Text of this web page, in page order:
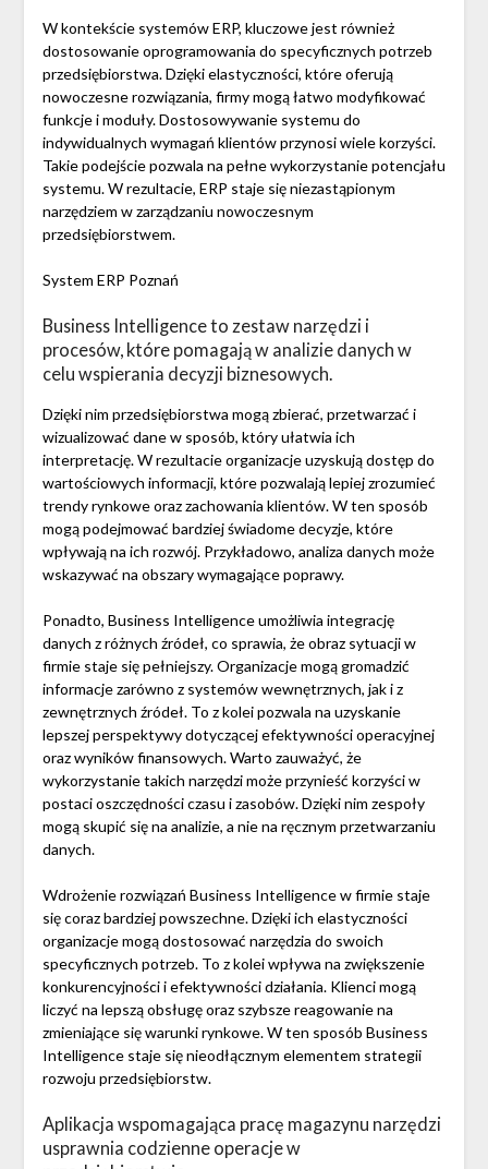
W kontekście systemów ERP, kluczowe jest również
dostosowanie oprogramowania do specyficznych potrzeb
przedsiębiorstwa. Dzięki elastyczności, które oferują
nowoczesne rozwiązania, firmy mogą łatwo modyfikować
funkcje i moduły. Dostosowywanie systemu do
indywidualnych wymagań klientów przynosi wiele korzyści.
Takie podejście pozwala na pełne wykorzystanie potencjału
systemu. W rezultacie, ERP staje się niezastąpionym
narzędziem w zarządzaniu nowoczesnym
przedsiębiorstwem.
System ERP Poznań
Business Intelligence to zestaw narzędzi i
procesów, które pomagają w analizie danych w
celu wspierania decyzji biznesowych.
Dzięki nim przedsiębiorstwa mogą zbierać, przetwarzać i
wizualizować dane w sposób, który ułatwia ich
interpretację. W rezultacie organizacje uzyskują dostęp do
wartościowych informacji, które pozwalają lepiej zrozumieć
trendy rynkowe oraz zachowania klientów. W ten sposób
mogą podejmować bardziej świadome decyzje, które
wpływają na ich rozwój. Przykładowo, analiza danych może
wskazywać na obszary wymagające poprawy.
Ponadto, Business Intelligence umożliwia integrację
danych z różnych źródeł, co sprawia, że obraz sytuacji w
firmie staje się pełniejszy. Organizacje mogą gromadzić
informacje zarówno z systemów wewnętrznych, jak i z
zewnętrznych źródeł. To z kolei pozwala na uzyskanie
lepszej perspektywy dotyczącej efektywności operacyjnej
oraz wyników finansowych. Warto zauważyć, że
wykorzystanie takich narzędzi może przynieść korzyści w
postaci oszczędności czasu i zasobów. Dzięki nim zespoły
mogą skupić się na analizie, a nie na ręcznym przetwarzaniu
danych.
Wdrożenie rozwiązań Business Intelligence w firmie staje
się coraz bardziej powszechne. Dzięki ich elastyczności
organizacje mogą dostosować narzędzia do swoich
specyficznych potrzeb. To z kolei wpływa na zwiększenie
konkurencyjności i efektywności działania. Klienci mogą
liczyć na lepszą obsługę oraz szybsze reagowanie na
zmieniające się warunki rynkowe. W ten sposób Business
Intelligence staje się nieodłącznym elementem strategii
rozwoju przedsiębiorstw.
Aplikacja wspomagająca pracę magazynu narzędzi
usprawnia codzienne operacje w